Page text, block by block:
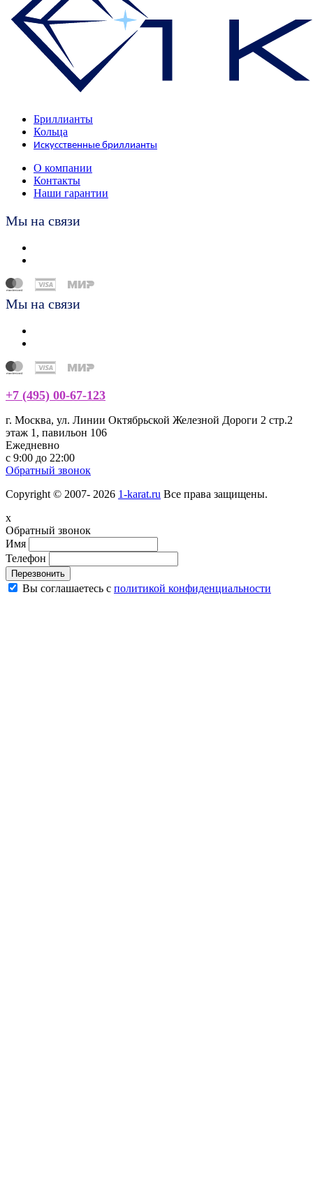
Бриллианты
Кольца
Искусственные бриллианты
О компании
Контакты
Наши гарантии
Мы на связи
Мы на связи
+7 (495) 00-67-123
г. Москва, ул. Линии Октябрьской Железной Дороги 2 стр.2
этаж 1, павильон 106
Ежедневно
с 9:00 до 22:00
Обратный звонок
Copyright © 2007- 2026 1-karat.ru Все права защищены.
x
Обратный звонок
Имя
Телефон
Перезвонить
Вы соглашаетесь с политикой конфиденциальности